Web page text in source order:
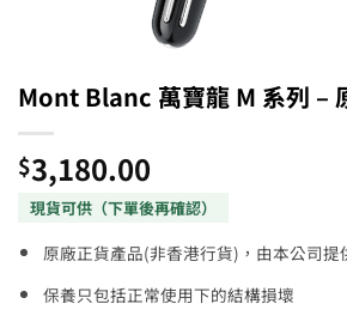
Mont Blanc 萬寶龍 M 系列 –
$3,180.00
原廠正貨產品(非香港行貨)，由本公司提
保養只包括正常使用下的結構損壞